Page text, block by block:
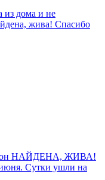
из дома и не
жива! Спасибо
район НАЙДЕНА, ЖИВА!
июня. Сутки ушли на